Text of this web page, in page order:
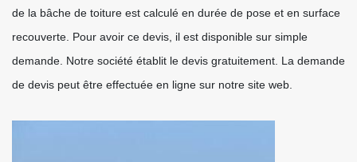
de la bâche de toiture est calculé en durée de pose et en surface
recouverte. Pour avoir ce devis, il est disponible sur simple
demande. Notre société établit le devis gratuitement. La demande
de devis peut être effectuée en ligne sur notre site web.